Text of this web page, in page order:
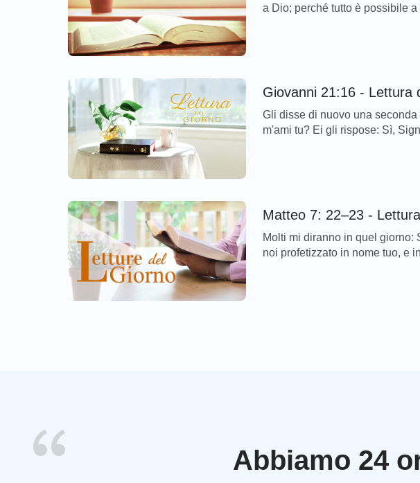
a Dio; perché tutto è possibile a
Giovanni 21:16 - Lettura
Gli disse di nuovo una
m'ami tu? Ei gli rispose: Sì,
Matteo 7: 22–23 -
Molti mi diranno in quel giorno:
noi profetizzato in nome tuo, e
Abbiamo 24